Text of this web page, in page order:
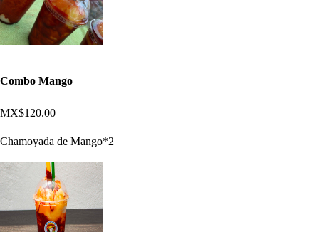
Combo Mango
MX$120.00
Chamoyada de Mango*2